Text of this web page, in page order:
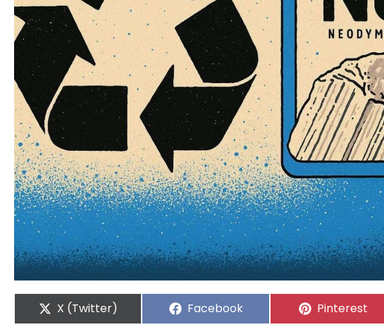
X (Twitter) Facebook Pinterest